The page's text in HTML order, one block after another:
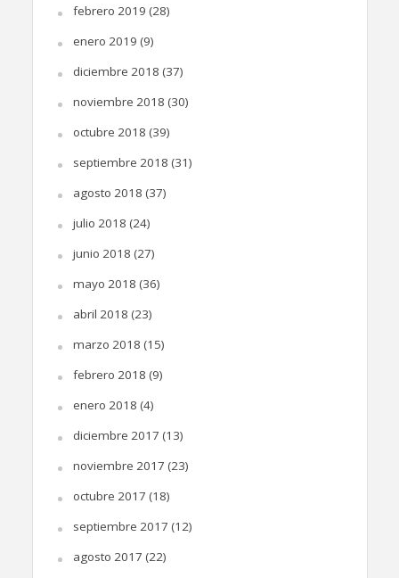
febrero 2019 (28)
enero 2019 (9)
diciembre 2018 (37)
noviembre 2018 (30)
octubre 2018 (39)
septiembre 2018 (31)
agosto 2018 (37)
julio 2018 (24)
junio 2018 (27)
mayo 2018 (36)
abril 2018 (23)
marzo 2018 (15)
febrero 2018 (9)
enero 2018 (4)
diciembre 2017 (13)
noviembre 2017 (23)
octubre 2017 (18)
septiembre 2017 (12)
agosto 2017 (22)